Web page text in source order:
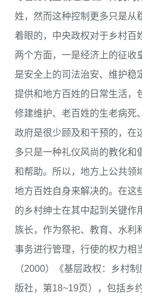
姓，然而这种控制更多只是从
着眼的，中央政权对于乡村百
两个方面，一是经济上的征收
是安全上的司法治安、维护稳
提供和地方百姓的日常生活，
修建维护、老百姓的生老病死
政府是很少顾及和干预的，在
多只是一种礼仪风尚的教化和
和帮助。所以，地方上公共领
地方百姓自身来解决的。在这
的乡村绅士在其中起到关键作
族长，作为祭祀、教育、水利
事务进行管理，行使的权力相
（2000）《基层政权：乡村
版社，第18~19页），包括乡